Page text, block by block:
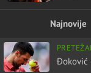
Najnovije
Đoković